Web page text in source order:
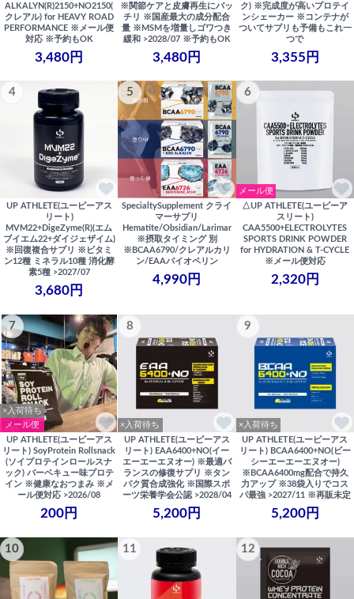
ALKALYN(R)2150+NO2150(
クレアル) for HEAVY ROAD
PERFORMANCE ※メール便
対応 ※予約もOK
3,480円
※関節ケアと皮膚再生にバッ
チリ ※国産最大の成分配合
量 ※MSMを増量しゴワつき
緩和 >2028/07 ※予約もOK
3,480円
ク) ※完成度が高いプロテイ
ンシェーカー ※コンテナが
ついてサプリも予備もこれ一
つで
3,355円
4
UP ATHLETE(ユーピーアス
リート)
MVM22+DigeZyme(R)(エム
ブイエム22+ダイジェザイム)
※回復複合サプリ ※ビタミ
ン12種 ミネラル10種 消化酵
素5種 >2027/07
3,680円
5
SpecialtySupplement クライ
マーサプリ
Hematite/Obsidian/Larimar
※摂取タイミング 別
※BCAA6790/クレアルカリ
ン/EAAバイオペリン
4,990円
6
メール便
△UP ATHLETE(ユーピーア
スリート)
CAA5500+ELECTROLYTES
SPORTS DRINK POWDER
for HYDRATION & T-CYCLE
※メール便対応
2,320円
7
×入荷待ち
メール便
UP ATHLETE(ユーピーアス
リート) SoyProtein Rollsnack
(ソイプロテインロールスナ
ック) バーベキュー味プロテ
イン ※健康なおつまみ ※メ
ール便対応 >2026/08
200円
8
×入荷待ち
UP ATHLETE(ユーピーアス
リート) EAA6400+NO(イー
エーエーエヌオー) ※最適バ
ランスの修復サプリ ※タン
パク質合成強化 ※国際スポ
ーツ栄養学会公認 >2028/04
5,200円
9
×入荷待ち
UP ATHLETE(ユーピーアス
リート) BCAA6400+NO(ビー
シーエーエーエヌオー)
※BCAA6400mg配合で持久
力アップ ※38袋入りでコス
パ最強 >2027/11 ※再販未定
5,200円
10 11 12